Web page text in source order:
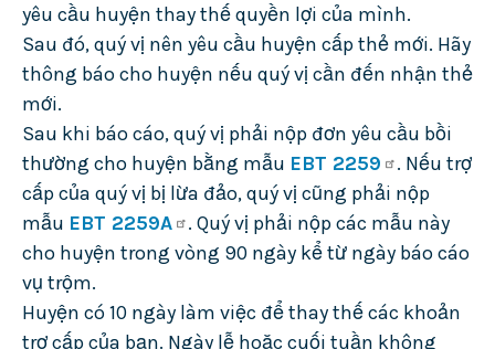
yêu cầu huyện thay thế quyền lợi của mình.
Sau đó, quý vị nên yêu cầu huyện cấp thẻ mới. Hãy
thông báo cho huyện nếu quý vị cần đến nhận thẻ
mới.
Sau khi báo cáo, quý vị phải nộp đơn yêu cầu bồi
thường cho huyện bằng mẫu EBT 2259
. Nếu trợ
cấp của quý vị bị lừa đảo, quý vị cũng phải nộp
mẫu EBT 2259A
. Quý vị phải nộp các mẫu này
cho huyện trong vòng 90 ngày kể từ ngày báo cáo
vụ trộm.
Huyện có 10 ngày làm việc để thay thế các khoản
trợ cấp của bạn. Ngày lễ hoặc cuối tuần không